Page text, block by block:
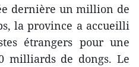
dernière un million de
la province a accueilli
étrangers pour une
milliards de dongs. Le